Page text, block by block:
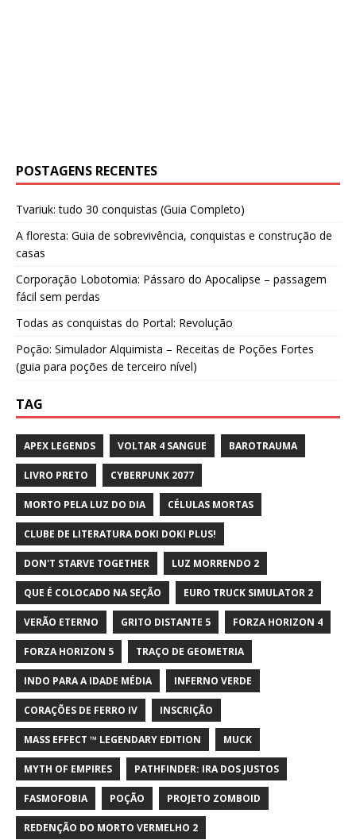
POSTAGENS RECENTES
Tvariuk: tudo 30 conquistas (Guia Completo)
A floresta: Guia de sobrevivência, conquistas e construção de
casas
Corporação Lobotomia: Pássaro do Apocalipse – passagem
fácil sem perdas
Todas as conquistas do Portal: Revolução
Poção: Simulador Alquimista – Receitas de Poções Fortes
(guia para poções de terceiro nível)
TAG
APEX LEGENDS VOLTAR 4 SANGUE BAROTRAUMA
LIVRO PRETO CYBERPUNK 2077
MORTO PELA LUZ DO DIA CÉLULAS MORTAS
CLUBE DE LITERATURA DOKI DOKI PLUS!
DON'T STARVE TOGETHER LUZ MORRENDO 2
QUE É COLOCADO NA SEÇÃO EURO TRUCK SIMULATOR 2
VERÃO ETERNO GRITO DISTANTE 5 FORZA HORIZON 4
FORZA HORIZON 5 TRAÇO DE GEOMETRIA
INDO PARA A IDADE MÉDIA INFERNO VERDE
CORAÇÕES DE FERRO IV INSCRIÇÃO
MASS EFFECT ™ LEGENDARY EDITION MUCK
MYTH OF EMPIRES PATHFINDER: IRA DOS JUSTOS
FASMOFOBIA POÇÃO PROJETO ZOMBOID
REDENÇÃO DO MORTO VERMELHO 2